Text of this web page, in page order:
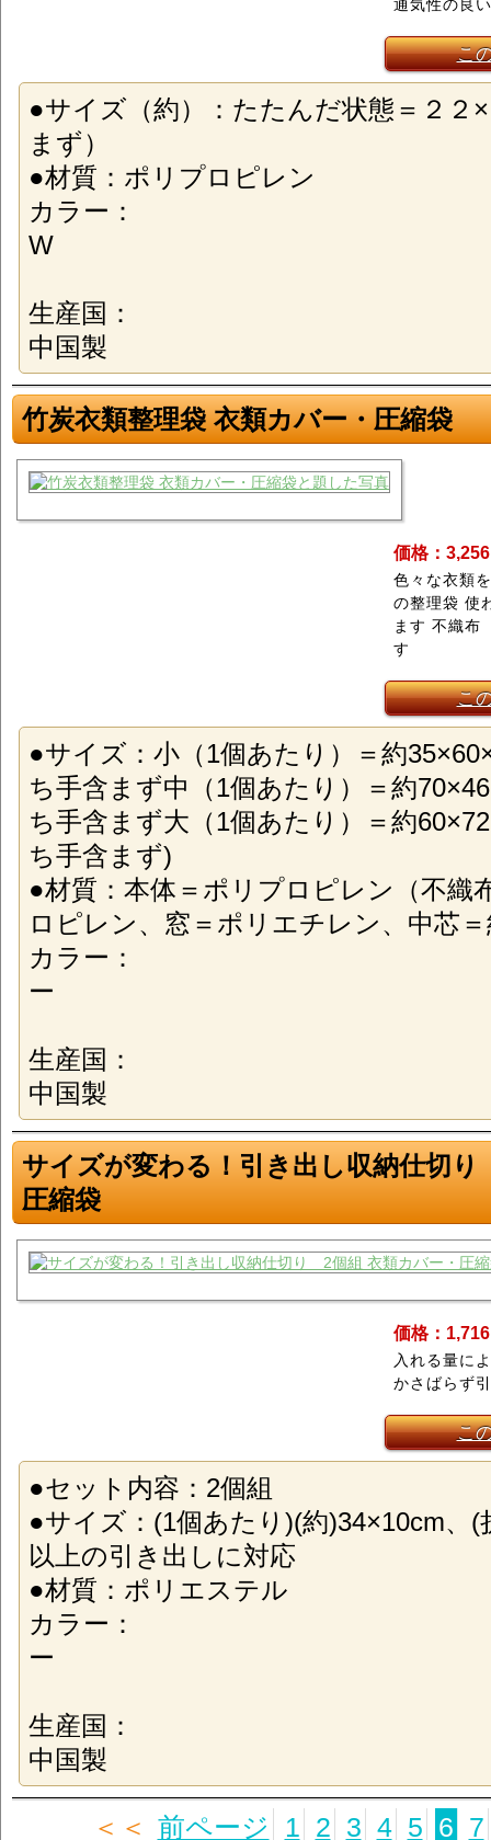
通気性の良
こ
●サイズ（約）：たたんだ状態＝２２
まず）
●材質：ポリプロピレン
カラー：
W
生産国：
中国製
竹炭衣類整理袋 衣類カバー・圧縮袋
価格：
色々な衣類
の整理袋 使
ます 不織布
す
こ
●サイズ：小（1個あたり）＝約
ち手含まず中（1個あたり）＝約
ち手含まず大（1個あたり）＝約
ち手含まず)
●材質：本体＝ポリプロピレン（不織
ロピレン、窓＝ポリエチレン、中芯
カラー：
ー
生産国：
中国製
サイズが変わる！引き出し収納仕切
圧縮袋
価格：
入れる量に
かさばらず
こ
●セット内容：2個組
●サイズ：(1個あたり)(約)34×10cm、
以上の引き出しに対応
●材質：ポリエステル
カラー：
ー
生産国：
中国製
＜＜ 前ページ 1 2 3 4 5 6 7